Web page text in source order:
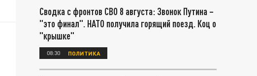
Сводка с фронтов СВО 8 августа: Звонок Путина –
"это финал". НАТО получила горящий поезд. Коц о
"крышке"
08:30 ПОЛИТИКА